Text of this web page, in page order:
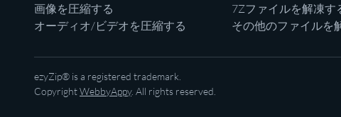
画像を圧縮する
オーディオ/ビデオを圧縮する
7Zファイルを解凍す
その他のファイルを
ezyZip® is a registered trademark.
CopyrightWebbyAppy. All rights reserved.